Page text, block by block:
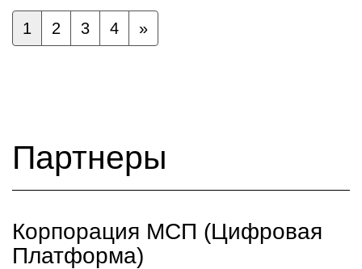
1 2 3 4 »
Партнеры
Корпорация МСП (Цифровая
Платформа)